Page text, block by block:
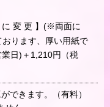
に 変 更 】(※両面に
ります、厚い用紙で
日)＋1,210円（税
できます。（有料）